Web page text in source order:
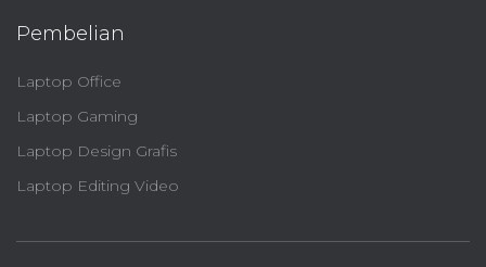
Pembelian
Laptop Office
Laptop Gaming
Laptop Design Grafis
Laptop Editing Video